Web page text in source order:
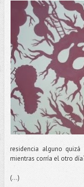
residencia alguno
mientras corría el otro
(...)